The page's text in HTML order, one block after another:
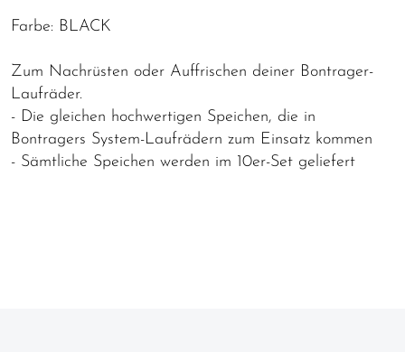
Farbe: BLACK
Zum Nachrüsten oder Auffrischen deiner Bontrager-
Laufräder.
- Die gleichen hochwertigen Speichen, die in
Bontragers System-Laufrädern zum Einsatz kommen
- Sämtliche Speichen werden im 10er-Set geliefert